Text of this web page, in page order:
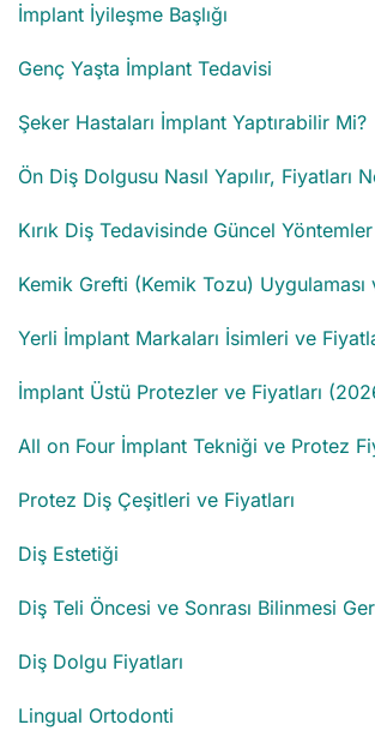
İmplant İyileşme Başlığı
Genç Yaşta İmplant Tedavisi
Şeker Hastaları İmplant Yaptırabilir Mi?
Ön Diş Dolgusu Nasıl Yapılır, Fiyatları
Kırık Diş Tedavisinde Güncel
Kemik Grefti (Kemik Tozu) Uygulaması
Yerli İmplant Markaları İsimleri ve
İmplant Üstü Protezler ve Fiyatları
All on Four İmplant Tekniği ve Protez
Protez Diş Çeşitleri ve Fiyatları
Diş Estetiği
Diş Teli Öncesi ve Sonrası Bilinmesi
Diş Dolgu Fiyatları
Lingual Ortodonti